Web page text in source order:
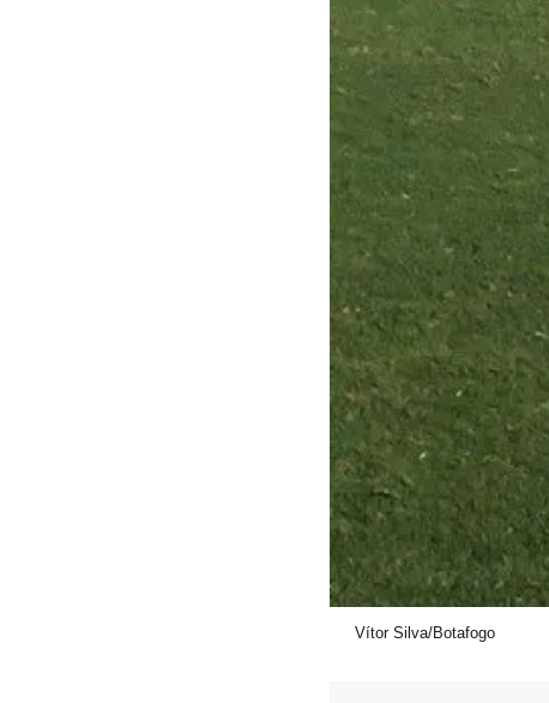
Vítor Silva/Botafogo